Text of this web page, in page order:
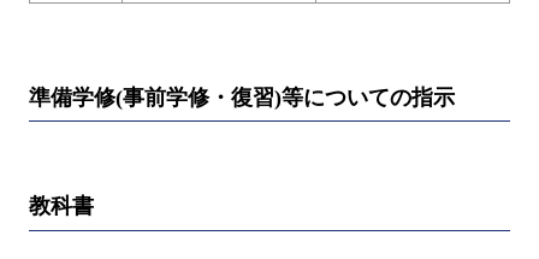
準備学修(事前学修・復習)等についての指示
教科書